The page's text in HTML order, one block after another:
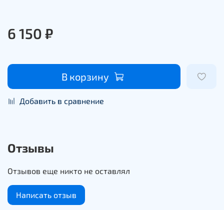
6 150 ₽
В корзину
Добавить в сравнение
Отзывы
Отзывов еще никто не оставлял
Написать отзыв